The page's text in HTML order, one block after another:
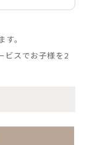
。
ビスでお子様を2